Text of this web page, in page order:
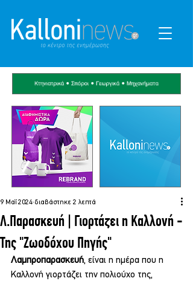
Λ.Παρασκευή | Γιορτάζει η Καλλονή -
Της "Ζωοδόχου Πηγής"
9 Μαΐ 2024 διαβάστηκε 2 λεπτά
Λαμπροπαρασκευή, είναι η ημέρα που η
Καλλονή γιορτάζει την πολιούχο της,